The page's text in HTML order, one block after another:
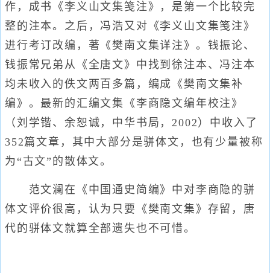
作，成书《李义山文集笺注》，是第一个比较完
整的注本。之后，冯浩又对《李义山文集笺注》
进行考订改编，著《樊南文集详注》。钱振论、
钱振常兄弟从《全唐文》中找到徐注本、冯注本
均未收入的佚文两百多篇，编成《樊南文集补
编》。最新的汇编文集《李商隐文编年校注》
（刘学锴、余恕诚，中华书局，2002）中收入了
352篇文章，其中大部分是骈体文，也有少量被称
为“古文”的散体文。
范文澜在《中国通史简编》中对李商隐的骈
体文评价很高，认为只要《樊南文集》存留，唐
代的骈体文就算全部遗失也不可惜。